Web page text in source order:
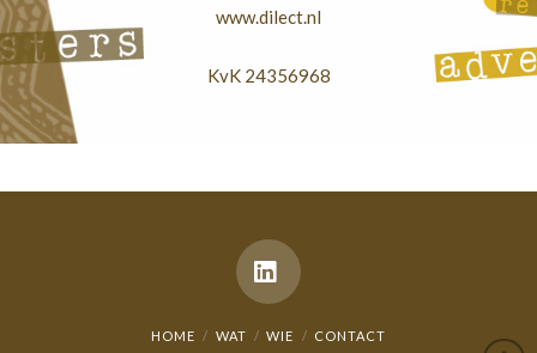
www.dilect.nl
KvK 24356968
LinkedIn
HOME WAT WIE CONTACT